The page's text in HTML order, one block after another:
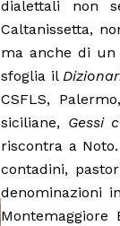
dialettali non
Caltanissetta,
ma anche di un
sfoglia il
CSFLS,
siciliane, Gessi
riscontra a
contadini,
denominazioni
Montemaggiore